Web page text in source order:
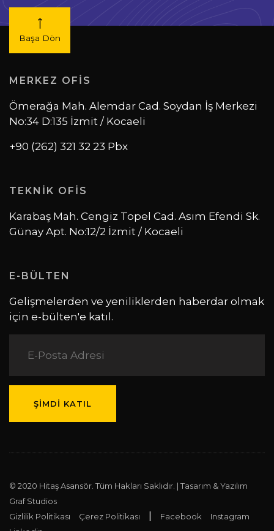
MERKEZ OFİS
Ömerağa Mah. Alemdar Cad. Soydan İş Merkezi
No:34 D:135 İzmit / Kocaeli
+90 (262) 321 32 23 Pbx
TEKNİK OFİS
Karabaş Mah. Cengiz Topel Cad. Asım Efendi Sk.
Günay Apt. No:12/2 İzmit / Kocaeli
E-BÜLTEN
Gelişmelerden ve yeniliklerden haberdar olmak
için e-bülten'e katıl.
© 2020 Hitaş Asansör. Tüm Hakları Saklıdır. | Tasarım & Yazılım
Graf Studios
Gizlilik Politikası
Çerez Politikası Facebook
Instagram
Başa Dön